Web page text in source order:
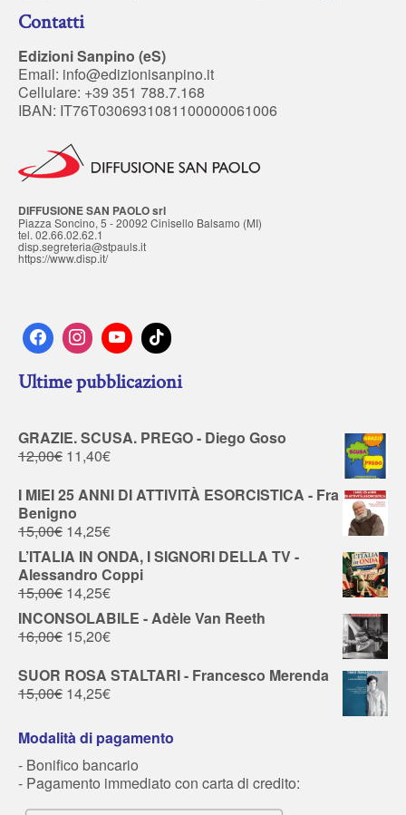
Contatti
Edizioni Sanpino (eS)
Email: info@edizionisanpino.it
Cellulare: +39 351 788.7.168
IBAN: IT76T0306931081100000061006
DIFFUSIONE SAN PAOLO srl
Piazza Soncino, 5 - 20092 Cinisello Balsamo (MI)
tel. 02.66.02.62.1
disp.segreteria@stpauls.it
https://www.disp.it/
Ultime pubblicazioni
GRAZIE. SCUSA. PREGO - Diego Goso
12,00€ 11,40€
I MIEI 25 ANNI DI ATTIVITÀ ESORCISTICA - Fra
Benigno
15,00€ 14,25€
L’ITALIA IN ONDA, I SIGNORI DELLA TV -
Alessandro Coppi
15,00€ 14,25€
INCONSOLABILE - Adèle Van Reeth
16,00€ 15,20€
SUOR ROSA STALTARI - Francesco Merenda
15,00€ 14,25€
Modalità di pagamento
- Bonifico bancario
- Pagamento immediato con carta di credito: